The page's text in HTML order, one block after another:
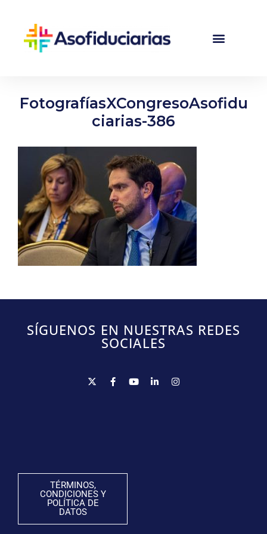
FotografíasXCongresoAsofidu
ciarias-386
SÍGUENOS EN NUESTRAS REDES
SOCIALES
TÉRMINOS,
CONDICIONES Y
POLÍTICA DE
DATOS